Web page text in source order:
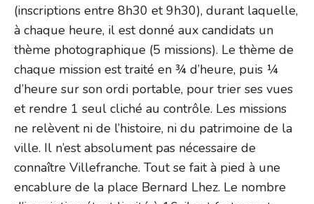
(inscriptions entre 8h30 et 9h30), durant laquelle,
à chaque heure, il est donné aux candidats un
thème photographique (5 missions). Le thème de
chaque mission est traité en ¾ d’heure, puis ¼
d’heure sur son ordi portable, pour trier ses vues
et rendre 1 seul cliché au contrôle. Les missions
ne relèvent ni de l’histoire, ni du patrimoine de la
ville. Il n’est absolument pas nécessaire de
connaître Villefranche. Tout se fait à pied à une
encablure de la place Bernard Lhez. Le nombre